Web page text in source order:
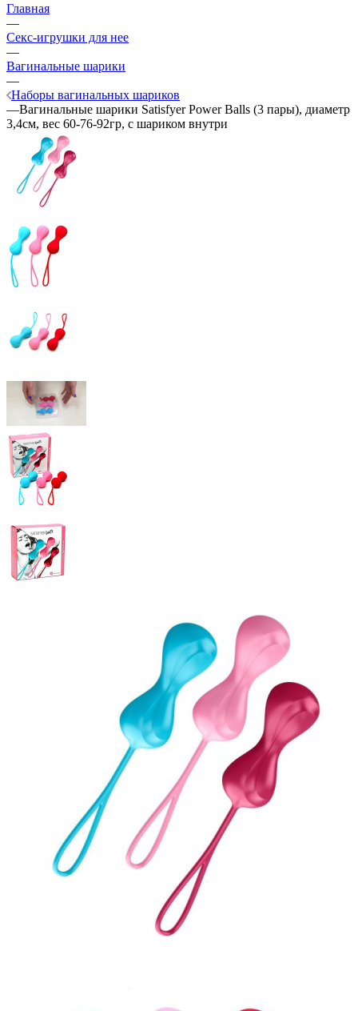
Главная
—
Секс-игрушки для нее
—
Вагинальные шарики
—
Наборы вагинальных шариков
—Вагинальные шарики Satisfyer Power Balls (3 пары), диаметр
3,4см, вес 60-76-92гр, с шариком внутри